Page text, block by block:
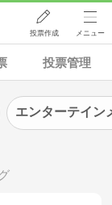
投票作成 メニュー
投票管理
エンターテイン